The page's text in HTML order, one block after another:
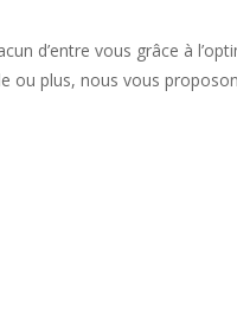
d’entre vous grâce à
ou plus, nous vous